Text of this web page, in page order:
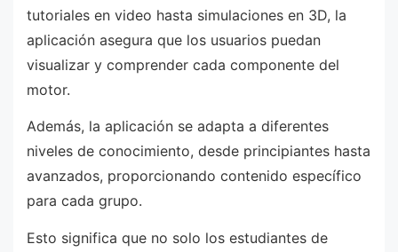
tutoriales en video hasta simulaciones en 3D, la
aplicación asegura que los usuarios puedan
visualizar y comprender cada componente del
motor.
Además, la aplicación se adapta a diferentes
niveles de conocimiento, desde principiantes hasta
avanzados, proporcionando contenido específico
para cada grupo.
Esto significa que no solo los estudiantes de